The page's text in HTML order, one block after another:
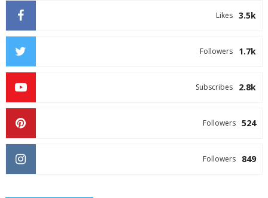
3.5k
Likes
1.7k
Followers
2.8k
Subscribes
524
Followers
849
Followers